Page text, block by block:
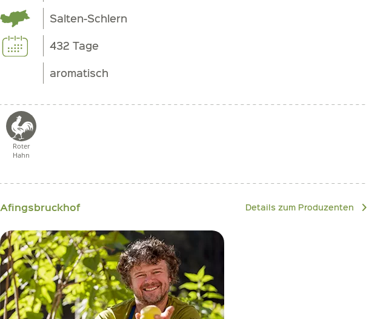
Salten-Schlern
432 Tage
aromatisch
Roter
Hahn
Afingsbruckhof Details zum Produzenten